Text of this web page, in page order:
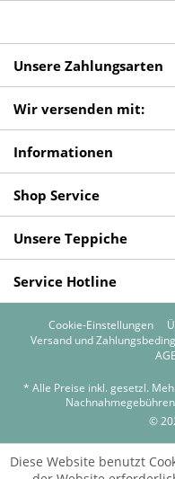
Unsere Zahlungsarten
Wir versenden mit:
Informationen
Shop Service
Unsere Teppiche
Service Hotline
Cookie-Einstellungen
Versand und
* Alle Preise inkl. gesetzl.
©
Diese Website benutzt